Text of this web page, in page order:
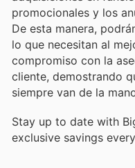
promocionales y los
De esta manera,
lo que necesitan al
compromiso con la
cliente, demostrando
siempre van de la
Stay up to date with
exclusive savings